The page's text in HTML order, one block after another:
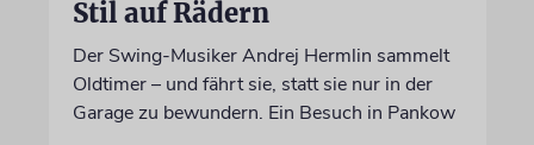
Stil auf Rädern
Der Swing-Musiker Andrej Hermlin sammelt
Oldtimer – und fährt sie, statt sie nur in der
Garage zu bewundern. Ein Besuch in Pankow